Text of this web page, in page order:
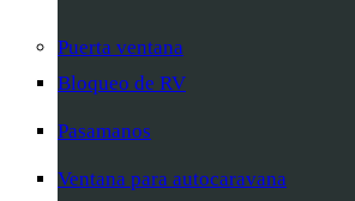
Puerta ventana
Bloqueo de RV
Pasamanos
Ventana para autocaravana